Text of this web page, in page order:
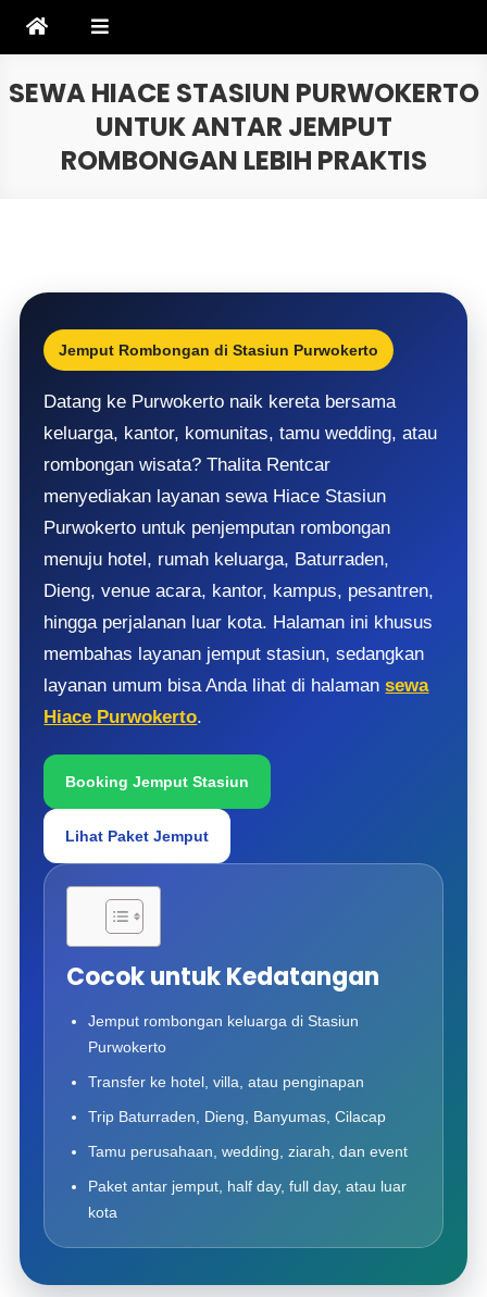
SEWA HIACE STASIUN PURWOKERTO
UNTUK ANTAR JEMPUT
ROMBONGAN LEBIH PRAKTIS
Jemput Rombongan di Stasiun Purwokerto
Datang ke Purwokerto naik kereta bersama
keluarga, kantor, komunitas, tamu wedding, atau
rombongan wisata? Thalita Rentcar
menyediakan layanan sewa Hiace Stasiun
Purwokerto untuk penjemputan rombongan
menuju hotel, rumah keluarga, Baturraden,
Dieng, venue acara, kantor, kampus, pesantren,
hingga perjalanan luar kota. Halaman ini khusus
membahas layanan jemput stasiun, sedangkan
layanan umum bisa Anda lihat di halamansewa
Hiace Purwokerto.
Booking Jemput Stasiun
Lihat Paket Jemput
Cocok untuk Kedatangan
Jemput rombongan keluarga di Stasiun
Purwokerto
Transfer ke hotel, villa, atau penginapan
Trip Baturraden, Dieng, Banyumas, Cilacap
Tamu perusahaan, wedding, ziarah, dan event
Paket antar jemput, half day, full day, atau luar
kota